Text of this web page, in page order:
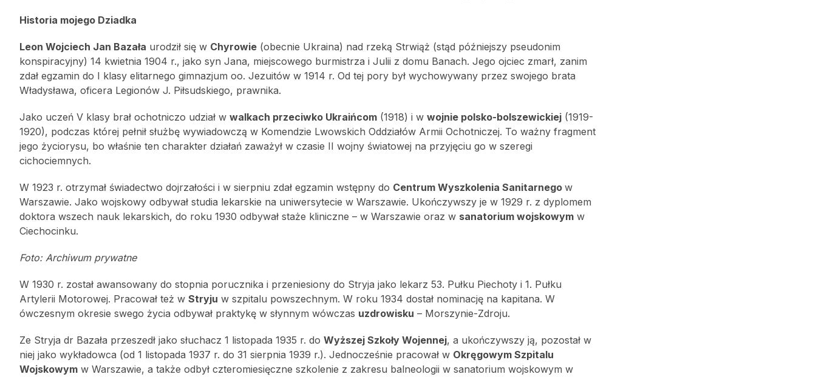
Historia mojego Dziadka
Leon Wojciech Jan Bazała urodził się w Chyrowie (obecnie Ukraina) nad rzeką Strwiąż (stąd późniejszy pseudonim
konspiracyjny) 14 kwietnia 1904 r., jako syn Jana, miejscowego burmistrza i Julii z domu Banach. Jego ojciec zmarł, zanim
zdał egzamin do I klasy elitarnego gimnazjum oo. Jezuitów w 1914 r. Od tej pory był wychowywany przez swojego brata
Władysława, oficera Legionów J. Piłsudskiego, prawnika.
Jako uczeń V klasy brał ochotniczo udział w walkach przeciwko Ukraińcom (1918) i w wojnie polsko-bolszewickiej (1919-
1920), podczas której pełnił służbę wywiadowczą w Komendzie Lwowskich Oddziałów Armii Ochotniczej. To ważny fragment
jego życiorysu, bo właśnie ten charakter działań zaważył w czasie II wojny światowej na przyjęciu go w szeregi
cichociemnych.
W 1923 r. otrzymał świadectwo dojrzałości i w sierpniu zdał egzamin wstępny do Centrum Wyszkolenia Sanitarnego w
Warszawie. Jako wojskowy odbywał studia lekarskie na uniwersytecie w Warszawie. Ukończywszy je w 1929 r. z dyplomem
doktora wszech nauk lekarskich, do roku 1930 odbywał staże kliniczne – w Warszawie oraz w sanatorium wojskowym w
Ciechocinku.
Foto: Archiwum prywatne
W 1930 r. został awansowany do stopnia porucznika i przeniesiony do Stryja jako lekarz 53. Pułku Piechoty i 1. Pułku
Artylerii Motorowej. Pracował też w Stryju w szpitalu powszechnym. W roku 1934 dostał nominację na kapitana. W
ówczesnym okresie swego życia odbywał praktykę w słynnym wówczas uzdrowisku – Morszynie-Zdroju.
Ze Stryja dr Bazała przeszedł jako słuchacz 1 listopada 1935 r. do Wyższej Szkoły Wojennej, a ukończywszy ją, pozostał w
niej jako wykładowca (od 1 listopada 1937 r. do 31 sierpnia 1939 r.). Jednocześnie pracował w Okręgowym Szpitalu
Wojskowym w Warszawie, a także odbył czteromiesięczne szkolenie z zakresu balneologii w sanatorium wojskowym w